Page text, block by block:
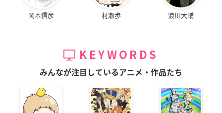
岡本信彦 村瀬歩 浪川大輔
KEYWORDS
みんなが注目しているアニメ・作品たち